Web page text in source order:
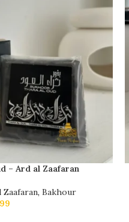
– Ard al Zaafaran
Zaafaran, Bakhour